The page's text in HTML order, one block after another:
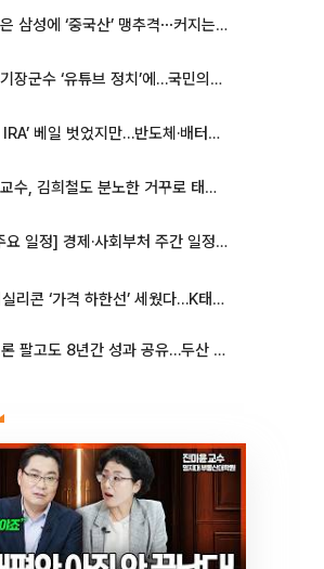
맥북 품은 삼성에 ‘중국산’ 맹추격⋯커지는 노트북 OLED 시장
우성빈 기장군수 ‘유튜브 정치’에…국민의힘 군의원들 집단 반발
‘한국판 IRA’ 베일 벗었지만…반도체·배터리 업계 “시행령이 관건”
서경덕 교수, 김희철도 분노한 거꾸로 태극기⋯"엉터리는 아냐, 아쉬울 뿐"
[정부 주요 일정] 경제·사회부처 주간 일정 (8월 10일 ~ 8월 14일)
美 폴리실리콘 ‘가격 하한선’ 세웠다…K태양광 수혜 기대
SK실트론 팔고도 8년간 성과 공유…두산 인수대금 2.3조가 끝 아냐